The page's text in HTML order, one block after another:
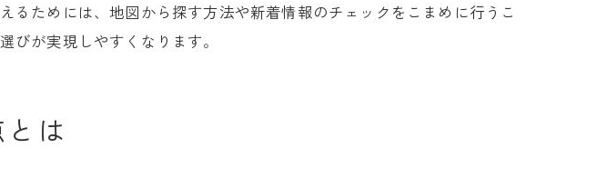
ためには、地図から探す方法や新着情報のチェックをこまめに行うこ
びが実現しやすくなります。
は